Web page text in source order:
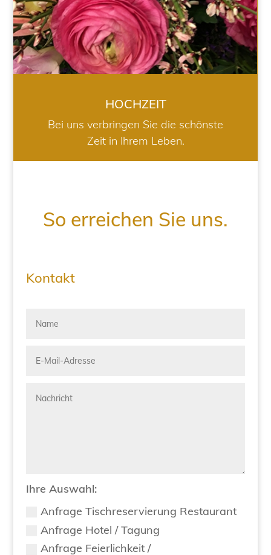
HOCHZEIT
Bei uns verbringen Sie die schönste
Zeit in Ihrem Leben.
So erreichen Sie uns.
Kontakt
Ihre Auswahl:
Anfrage Tischreservierung Restaurant
Anfrage Hotel / Tagung
Anfrage Feierlichkeit /